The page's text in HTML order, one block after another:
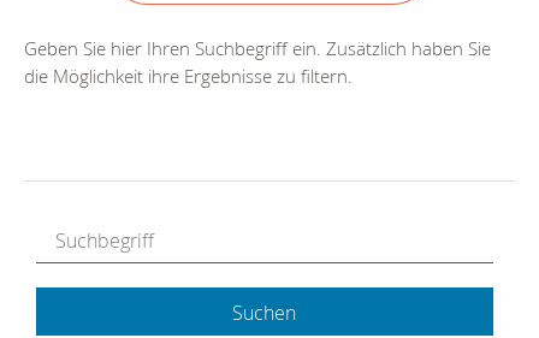
Geben Sie hier Ihren Suchbegriff ein. Zusätzlich haben Sie
die Möglichkeit ihre Ergebnisse zu filtern.
Suchen